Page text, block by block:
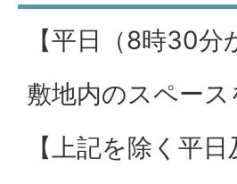
【平日（8時30
敷地内のスペー
【上記を除く平